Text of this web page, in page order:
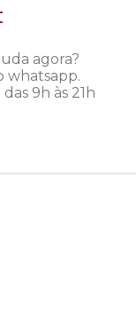
agora?
whatsapp.
9h às 21h